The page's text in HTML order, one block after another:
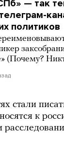
— так
политиков
(Почему?
стали
к